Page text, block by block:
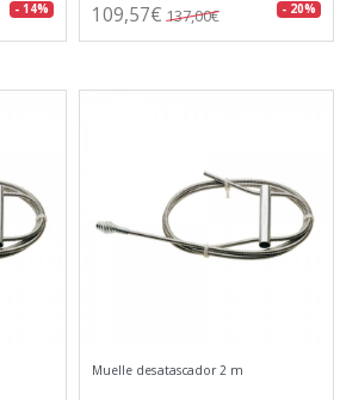
- 14% 109,57€ 137,00€ - 20%
Muelle desatascador 2 m